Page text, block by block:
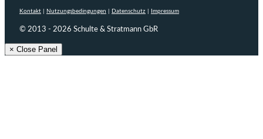
Kontakt Nutzungsbedingungen Datenschutz Impressum
© 2013 - 2026 Schulte & Stratmann GbR
× Close Panel